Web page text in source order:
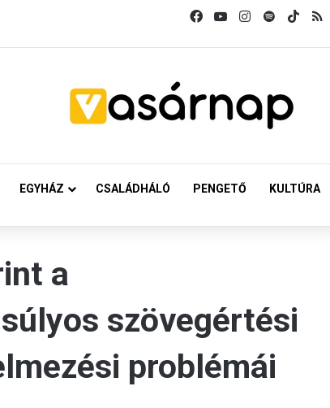
FacebookYouTubeInstagram
SpotifyTikTok
EGYHÁZ CSALÁDHÁLÓ PENGETŐ KULTÚRA
a
szövegértési
problémái